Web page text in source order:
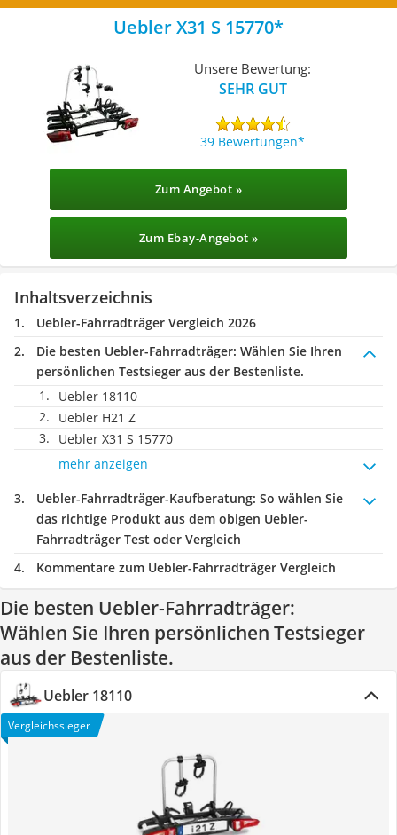
Uebler X31 S 15770
Unsere Bewertung:
SEHR GUT
39 Bewertungen
Zum Angebot »
Zum Ebay-Angebot »
Inhaltsverzeichnis
Uebler-Fahrradträger Vergleich 2026
Die besten Uebler-Fahrradträger: Wählen Sie Ihren
persönlichen Testsieger aus der Bestenliste.
Uebler 18110
Uebler H21 Z
Uebler X31 S 15770
mehr anzeigen
Uebler-Fahrradträger-Kaufberatung: So wählen Sie
das richtige Produkt aus dem obigen Uebler-
Fahrradträger Test oder Vergleich
Kommentare zum Uebler-Fahrradträger Vergleich
Die besten Uebler-Fahrradträger:
Wählen Sie Ihren persönlichen Testsieger
aus der Bestenliste.
Uebler 18110
Vergleichssieger